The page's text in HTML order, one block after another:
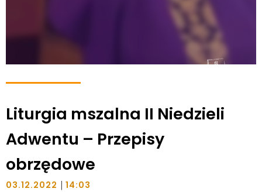
Liturgia mszalna II Niedzieli
Adwentu – Przepisy
obrzędowe
03.12.2022 | 14:03